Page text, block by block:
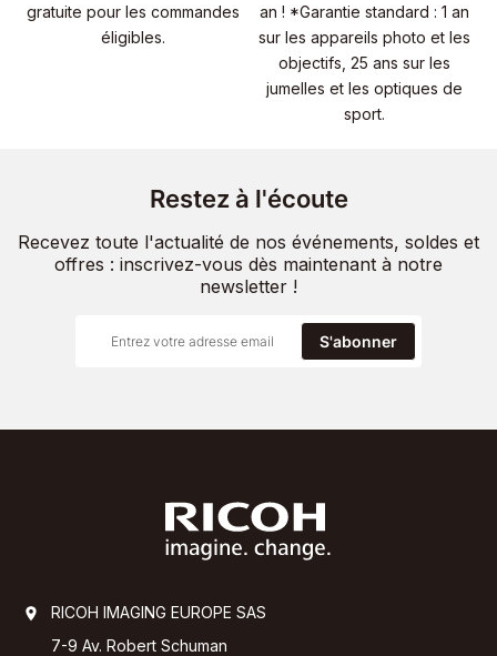
gratuite pour les commandes
éligibles.
an ! *Garantie standard : 1 an
sur les appareils photo et les
objectifs, 25 ans sur les
jumelles et les optiques de
sport.
Restez à l'écoute
Recevez toute l'actualité de nos événements, soldes et
offres : inscrivez-vous dès maintenant à notre
newsletter !
S'abonner
RICOH IMAGING EUROPE SAS
7-9 Av. Robert Schuman